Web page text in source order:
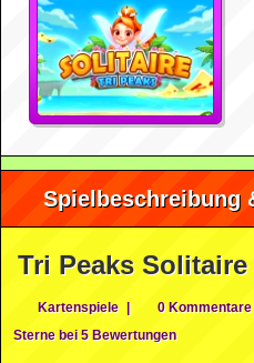
Spielbeschreibung
Tri Peaks Solitaire
Kartenspiele | 0 Kommentare
Sterne bei 5 Bewertungen